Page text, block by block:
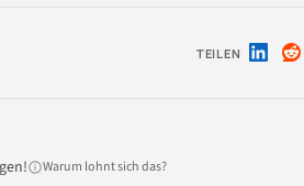
TEILEN Auf Auf
Warum lohnt sich das?